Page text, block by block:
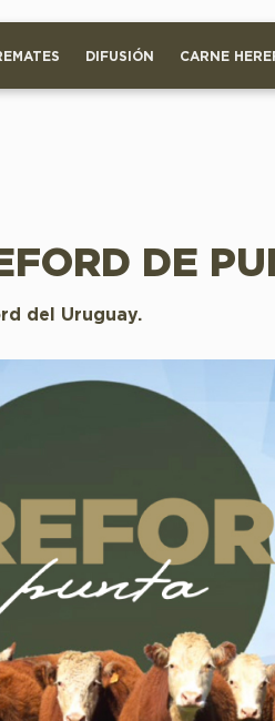
DIFUSIÓN CARNE
DE
del Uruguay.